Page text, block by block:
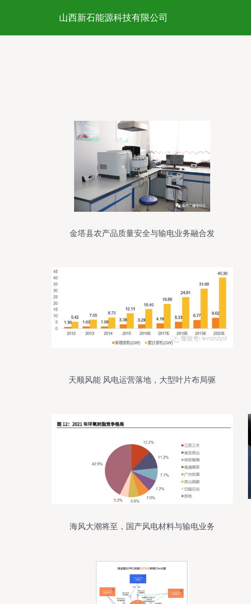
山西新石能源科技有限公司
金塔县农产品质量安全与输电业务融合发
天顺风能 风电运营落地，大型叶片布局驱
海风大潮将至，国产风电材料与输电业务